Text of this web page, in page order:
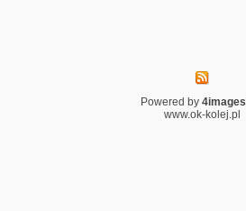
Powered by 4images
www.ok-kolej.pl